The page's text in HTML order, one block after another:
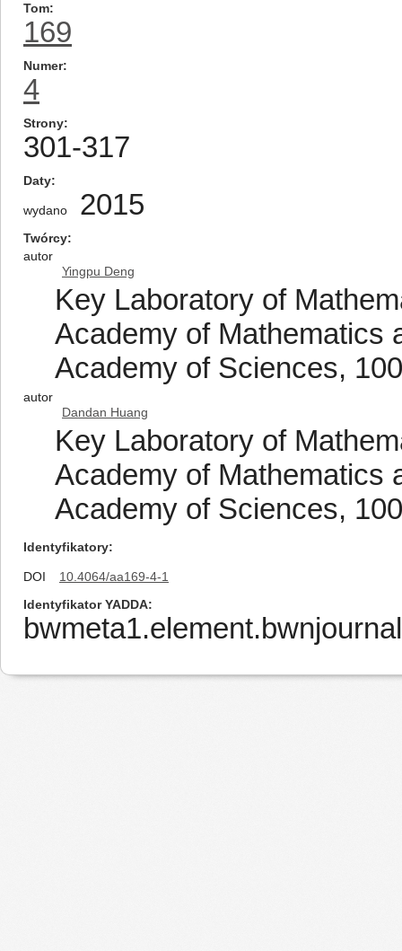
Tom
169
Numer
4
Strony
301-317
Daty
wydano 2015
Twórcy
autor
Yingpu Deng
Key Laboratory of
Academy of Mathematics
Academy of Sciences,
autor
Dandan Huang
Key Laboratory of
Academy of Mathematics
Academy of Sciences,
Identyfikatory
DOI
10.4064/aa169-4-1
Identyfikator YADDA